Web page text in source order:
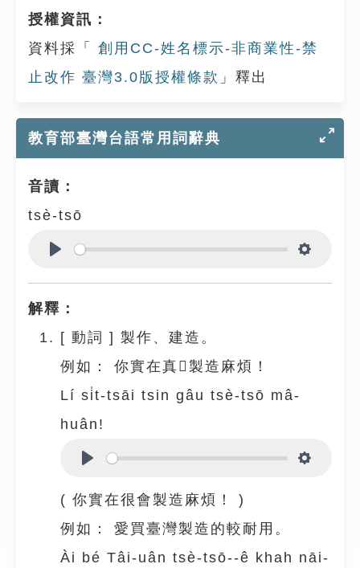
授權資訊：
資料採「
創用CC-姓名標示-非商業性-禁
止改作 臺灣3.0版授權條款 」釋出
教育部臺灣台語常用詞辭典
音讀：
tsè-tsō
解釋：
[ 動詞 ] 製作、建造。
例如：
你實在真𠢕製造麻煩！
Lí si̍t-tsāi tsin gâu tsè-tsō mâ-
huân!
( 你實在很會製造麻煩！ )
例如：
愛買臺灣製造的較耐用。
Ài bé Tâi-uân tsè-tsō--ê khah nāi-